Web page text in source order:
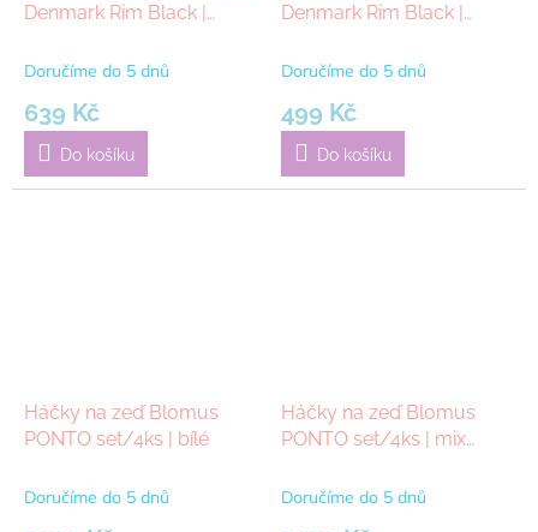
Denmark Rim Black |
Doručíme do 5 dnů
639 Kč
Do košíku
Denmark Rim Black |
Doručíme do 5 dnů
499 Kč
Do košíku
Háčky na zeď Blomus
PONTO set/4ks | bílé
Doručíme do 5 dnů
Háčky na zeď Blomus
PONTO set/4ks | mix
Doručíme do 5 dnů